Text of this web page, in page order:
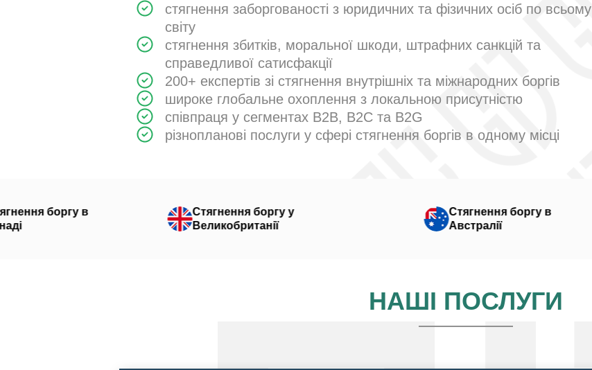
стягнення заборгованості з юридичних та фізичних осіб по всьому
світу
стягнення збитків, моральної шкоди, штрафних санкцій та
справедливої сатисфакції
200+ експертів зі стягнення внутрішніх та міжнародних боргів
широке глобальне охоплення з локальною присутністю
співпраця у сегментах B2B, B2C та B2G
різнопланові послуги у сфері стягнення боргів в одному місці
в
Стягнення боргу у
Великобританії
Стягнення боргу в
Австралії
НАШІ ПОСЛУГИ